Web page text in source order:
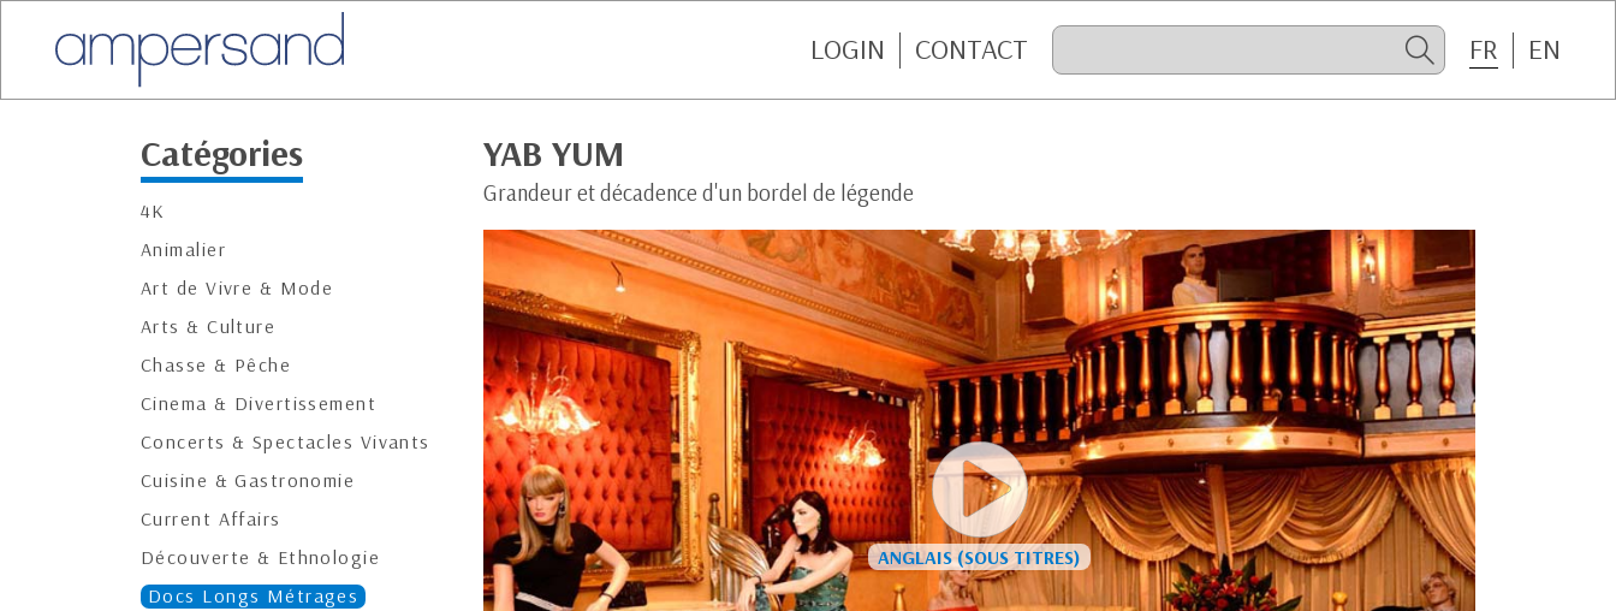
LOGIN CONTACT FR EN
Catégories
4K
Animalier
Art de Vivre & Mode
Arts & Culture
Chasse & Pêche
Cinema & Divertissement
Concerts & Spectacles Vivants
Cuisine & Gastronomie
Current Affairs
Découverte & Ethnologie
Docs Longs Métrages
YAB YUM
Grandeur et décadence d'un bordel de légende